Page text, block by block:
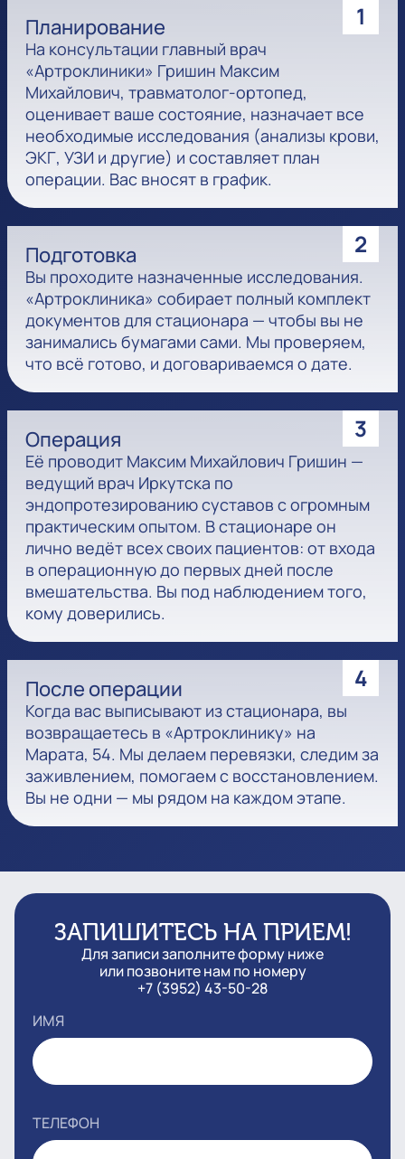
1
Планирование
На консультации главный врач
«Артроклиники» Гришин Максим
Михайлович, травматолог-ортопед,
оценивает ваше состояние, назначает все
необходимые исследования (анализы крови,
ЭКГ, УЗИ и другие) и составляет план
операции. Вас вносят в график.
2
Подготовка
Вы проходите назначенные исследования.
«Артроклиника» собирает полный комплект
документов для стационара — чтобы вы не
занимались бумагами сами. Мы проверяем,
что всё готово, и договариваемся о дате.
3
Операция
Её проводит Максим Михайлович Гришин —
ведущий врач Иркутска по
эндопротезированию суставов с огромным
практическим опытом. В стационаре он
лично ведёт всех своих пациентов: от входа
в операционную до первых дней после
вмешательства. Вы под наблюдением того,
кому доверились.
4
После операции
Когда вас выписывают из стационара, вы
возвращаетесь в «Артроклинику» на
Марата, 54. Мы делаем перевязки, следим за
заживлением, помогаем с восстановлением.
Вы не одни — мы рядом на каждом этапе.
ЗАПИШИТЕСЬ НА ПРИЕМ!
Для записи заполните форму ниже
или позвоните нам по номеру
+7 (3952) 43-50-28
ИМЯ
ТЕЛЕФОН